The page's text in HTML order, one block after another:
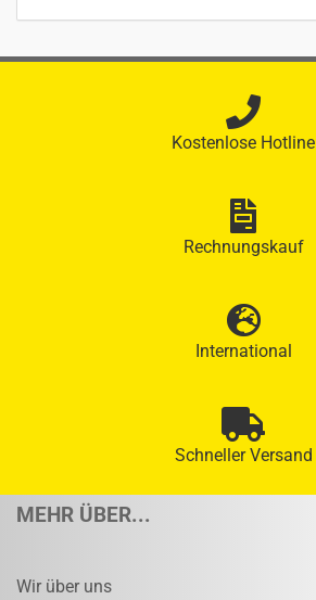
Kostenlose Hotline
Rechnungskauf
International
Schneller Versand
MEHR ÜBER...
Wir über uns